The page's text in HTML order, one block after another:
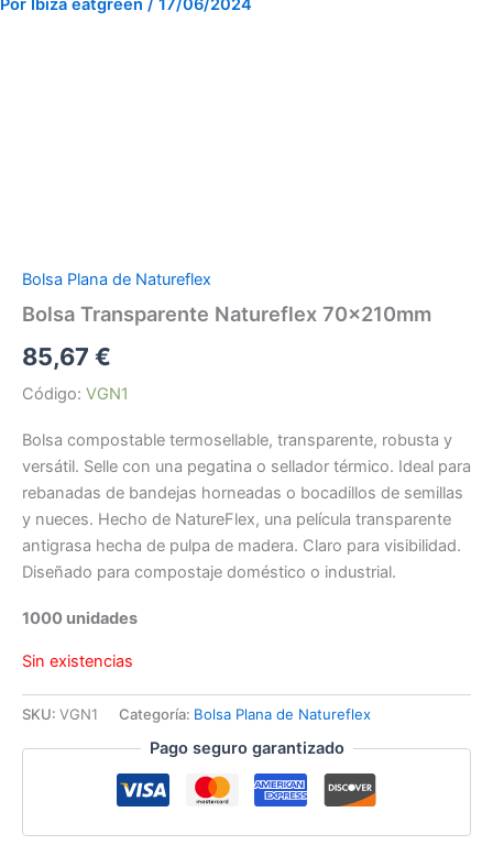
Por Ibiza eatgreen / 17/06/2024
Bolsa Plana de Natureflex
Bolsa Transparente Natureflex 70x210mm
85,67 €
Código: VGN1
Bolsa compostable termosellable, transparente, robusta y
versátil. Selle con una pegatina o sellador térmico. Ideal para
rebanadas de bandejas horneadas o bocadillos de semillas
y nueces. Hecho de NatureFlex, una película transparente
antigrasa hecha de pulpa de madera. Claro para visibilidad.
Diseñado para compostaje doméstico o industrial.
1000 unidades
Sin existencias
SKU: VGN1 Categoría: Bolsa Plana de Natureflex
Pago seguro garantizado